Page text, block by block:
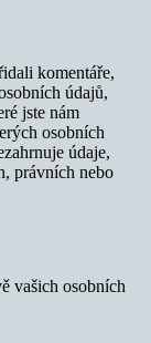
komentáře,
údajů,
jste nám
osobních
údaje,
právních nebo
vašich osobních